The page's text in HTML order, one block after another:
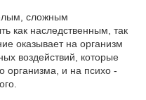
сложным
как наследственным, так
оказывает на организм
воздействий, которые
организма, и на психо -